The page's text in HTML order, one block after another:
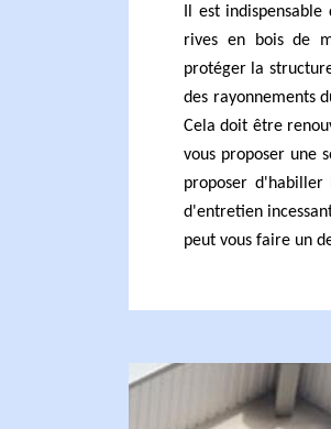
Il est
rives en bois de
protéger la
des rayonnements
Cela doit être
vous proposer une
proposer
d'entretien
peut vous faire un